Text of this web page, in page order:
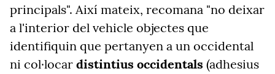
principals". Així mateix, recomana "no deixar
a l'interior del vehicle objectes que
identifiquin que pertanyen a un occidental
ni col·locar distintius occidentals (adhesius